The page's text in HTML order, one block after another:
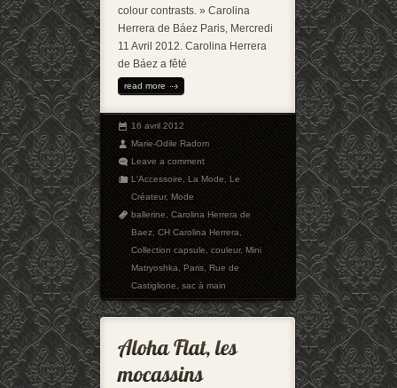
colour contrasts. » Carolina
Herrera de Báez Paris, Mercredi
11 Avril 2012. Carolina Herrera
de Báez a fêté
read more
16 avril 2012
Marie-Odile Radom
Leave a comment
L'Accessoire,La Mode,Le
Créateur,Mode
ballerine,Carolina Herrera de
Baez,CH Carolina Herrera,
Collection capsule,couleur,Mini
Matryoshka,Paris,Rue de
Castiglione,sac à main